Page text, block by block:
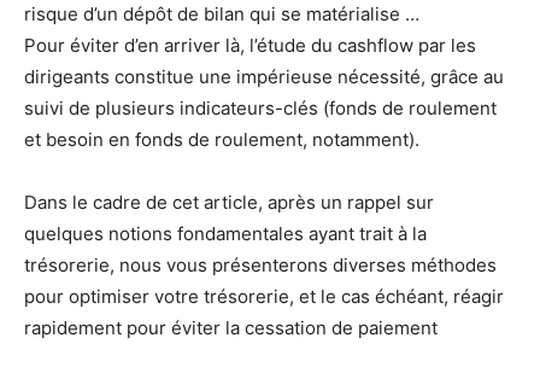
risque d’un dépôt de bilan qui se matérialise …
Pour éviter d’en arriver là, l’étude du cashflow par les
dirigeants constitue une impérieuse nécessité, grâce au
suivi de plusieurs indicateurs-clés (fonds de roulement
et besoin en fonds de roulement, notamment).
Dans le cadre de cet article, après un rappel sur
quelques notions fondamentales ayant trait à la
trésorerie, nous vous présenterons diverses méthodes
pour optimiser votre trésorerie, et le cas échéant, réagir
rapidement pour éviter la cessation de paiement